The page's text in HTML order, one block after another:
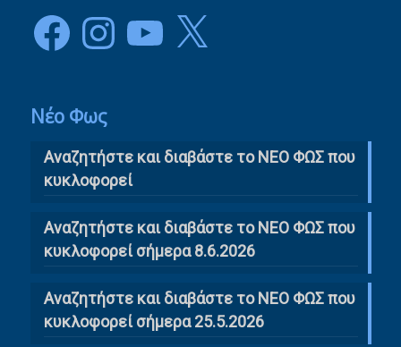
FacebookInstagramYouTube
X
Νέο Φως
Αναζητήστε και διαβάστε το NΕΟ ΦΩΣ που
κυκλοφορεί
Αναζητήστε και διαβάστε το ΝΕΟ ΦΩΣ που
κυκλοφορεί σήμερα 8.6.2026
Αναζητήστε και διαβάστε το ΝΕΟ ΦΩΣ που
κυκλοφορεί σήμερα 25.5.2026